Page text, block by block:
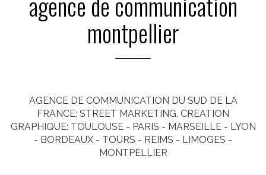
montpellier
AGENCE DE COMMUNICATION DU SUD DE LA
FRANCE: STREET MARKETING, CREATION
GRAPHIQUE: TOULOUSE - PARIS - MARSEILLE - LYON
- BORDEAUX - TOURS - REIMS - LIMOGES -
MONTPELLIER